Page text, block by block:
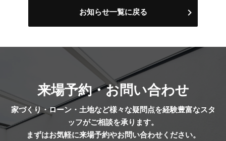
お知らせ一覧に戻る
来場予約・お問い合わせ
家づくり・ローン・土地など様々な疑問点を経験豊富なスタ
ッフがご相談を承ります。
まずはお気軽に来場予約やお問い合わせください。